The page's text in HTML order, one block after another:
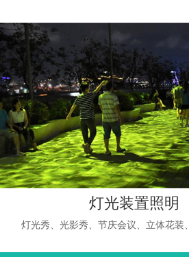
灯光装置照明
灯光秀、光影秀、节庆会议、立体花